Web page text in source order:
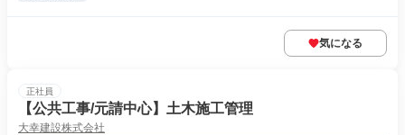
気になる
正社員
【公共工事/元請中心】土木施工管理
大幸建設株式会社